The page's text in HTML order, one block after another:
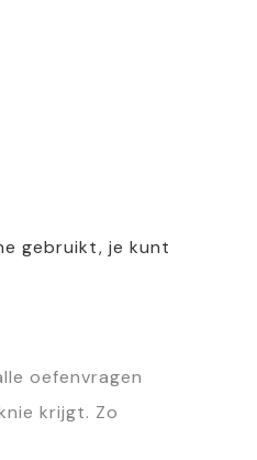
gebruikt, je kunt
oefenvragen
krijgt. Zo